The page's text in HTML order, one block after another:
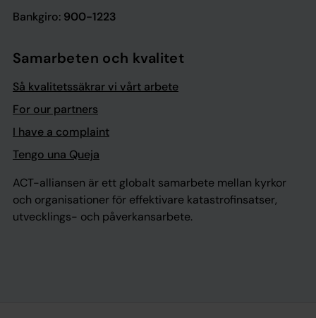
Bankgiro: 900-1223
Samarbeten och kvalitet
Så kvalitetssäkrar vi vårt arbete
For our partners
I have a complaint
Tengo una Queja
ACT-alliansen är ett globalt samarbete mellan kyrkor
och organisationer för effektivare katastrofinsatser,
utvecklings- och påverkansarbete.